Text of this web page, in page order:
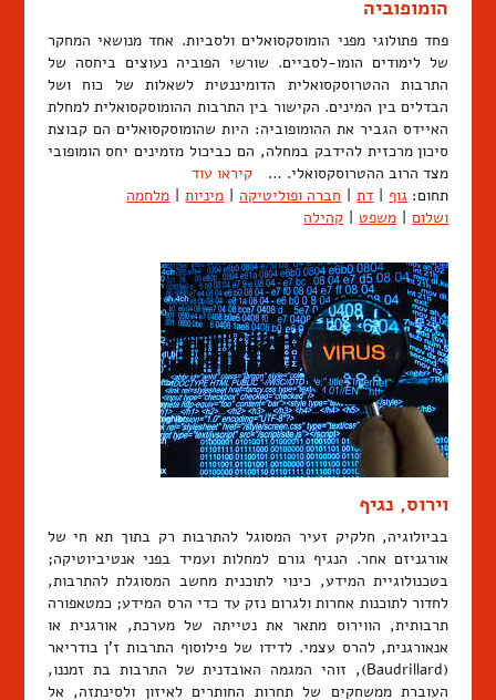
הומופוביה
פחד פתולוגי מפני הומוסקסואלים ולסביות. אחד מנושאי המחקר
של לימודים הומו-לסביים. שורשי הפוביה נעוצים ביחסה של
התרבות ההטרוסקסואלית הדומיננטית לשאלות של כוח ושל
הבדלים בין המינים. הקישור בין התרבות ההומוסקסואלית למחלת
האיידס הגביר את ההומופוביה: היות שהומוסקסואלים הם קבוצת
סיכון מרכזית להידבק במחלה, הם כביכול מזמינים יחס הומופובי
מצד הרוב ההטרוסקסואלי. … קיראו עוד
תחום: גוף | דת | חברה ופוליטיקה | מיניות | מלחמה
ושלום | משפט | קהילה
וירוס, נגיף
בביולוגיה, חלקיק זעיר המסוגל להתרבות רק בתוך תא חי של
אורגניזם אחר. הנגיף גורם למחלות ועמיד בפני אנטיביוטיקה;
בטכנולוגיית המידע, כינוי לתוכנית מחשב המסוגלת להתרבות,
לחדור לתוכנות אחרות ולגרום נזק עד כדי הרס המידע; כמטאפורה
תרבותית, הווירוס מתאר את נטייתה של מערכת, אורגנית או
אנאורגנית, להרס עצמי. לדידו של פילוסוף התרבות ז'ן בודריאר
(Baudrillard), זוהי המגמה האובדנית של התרבות בת זמננו,
העוברת ממשחקים של תחרות החותרים לאיזון ולסינתזה, אל